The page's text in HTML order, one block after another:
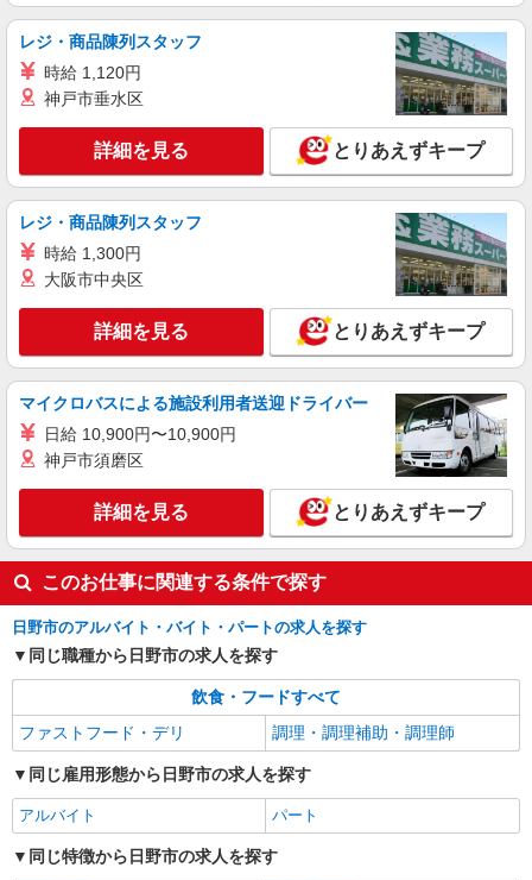
なし
東京都日野市の小中学校 （東京都日野市）
キープ 詳細を見る
株式会社東洋食品/日野市
学校給食の調理師
月給220,000円〜295,000円 ※スタート月給
は、これまで の経験などを考慮して決定 1.学校給
食責任者経験有 …月給295,000円以上 2.学校給食
経験5年以上（副責任者経験等） …月給250,000円
以上 3.集団給食経験3年以上（病院・特養・保育
園等） …月給235,000円以上 4.集団給食未経験・
有資格者 …月給220,000円以上 試用期間：3か月
※給与変動なし
東京都日野市の小中学校 （東京都日野市）
キープ 詳細を見る
レジ・商品陳列スタッフ
時給 1,120円
神戸市垂水区
詳細を見る とりあえずキープ
レジ・商品陳列スタッフ
時給 1,300円
大阪市中央区
詳細を見る とりあえずキープ
マイクロバスによる施設利用者送迎ドライバー
日給 10,900円〜10,900円
神戸市須磨区
詳細を見る とりあえずキープ
このお仕事に関連する条件で探す
日野市のアルバイト・バイト・パートの求人を探す
同じ職種から日野市の求人を探す
飲食・フードすべて
ファストフード・デリ
調理・調理補助・調理師
同じ雇用形態から日野市の求人を探す
アルバイト パート
同じ特徴から日野市の求人を探す